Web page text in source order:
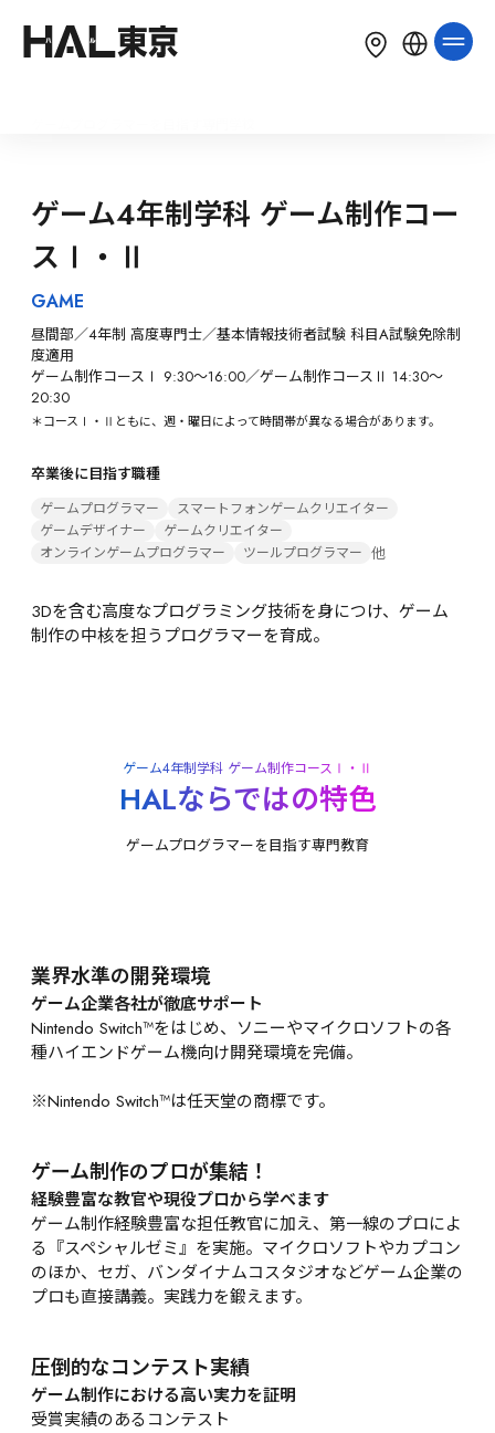
LANGUAGE
ゲーム4年制学科 ゲーム制作コー
スⅠ・Ⅱ
GAME
昼間部／4年制 高度専門士／基本情報技術者試験 科目A試験免除制
度適用
ゲーム制作コースⅠ 9:30～16:00／ゲーム制作コースⅡ 14:30～
20:30
＊コースⅠ・Ⅱともに、週・曜日によって時間帯が異なる場合があります。
卒業後に目指す職種
ゲームプログラマー
スマートフォンゲームクリエイター
ゲームデザイナー
ゲームクリエイター
オンラインゲームプログラマー
ツールプログラマー 他
3Dを含む高度なプログラミング技術を身につけ、ゲーム
制作の中核を担うプログラマーを育成。
ゲーム4年制学科 ゲーム制作コースⅠ・Ⅱ
HALならではの特色
ゲームプログラマーを目指す専門教育
業界水準の開発環境
ゲーム企業各社が徹底サポート
Nintendo Switch™をはじめ、ソニーやマイクロソフトの各
種ハイエンドゲーム機向け開発環境を完備。
※Nintendo Switch™は任天堂の商標です。
ゲーム制作のプロが集結！
経験豊富な教官や現役プロから学べます
ゲーム制作経験豊富な担任教官に加え、第一線のプロによ
る『スペシャルゼミ』を実施。マイクロソフトやカプコン
のほか、セガ、バンダイナムコスタジオなどゲーム企業の
プロも直接講義。実践力を鍛えます。
圧倒的なコンテスト実績
ゲーム制作における高い実力を証明
受賞実績のあるコンテスト